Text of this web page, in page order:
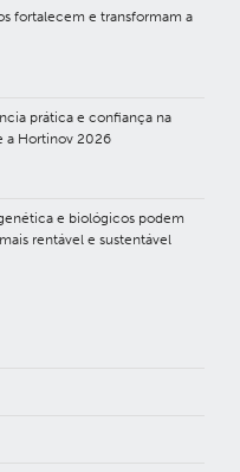
fortalecem e transformam a
prática e confiança na
a Hortinov 2026
e biológicos podem
rentável e sustentável